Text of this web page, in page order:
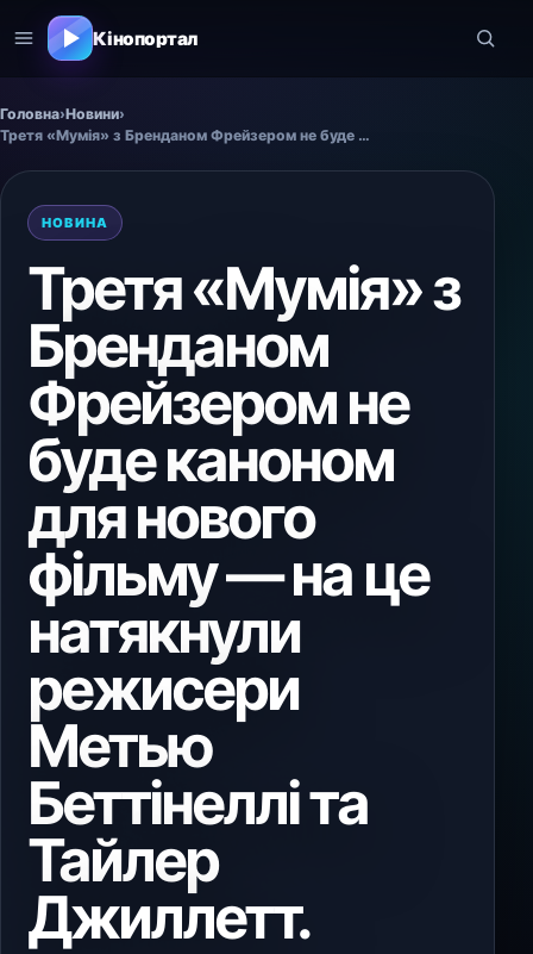
Кінопортал
Головна›Новини›
Третя «Мумія» з Бренданом Фрейзером не буде каноном для нового фільму — на це натякнули режисери Метью Беттінеллі та Тайлер Джиллетт.
НОВИНА
Третя «Мумія» з
Бренданом
Фрейзером не
буде каноном
для нового
фільму — на це
натякнули
режисери
Метью
Беттінеллі та
Тайлер
Джиллетт.